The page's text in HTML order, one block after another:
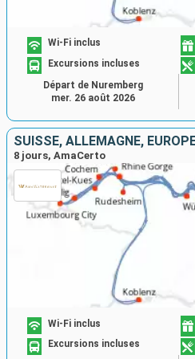
Wi-Fi inclus
Excursions incluses
Départ de Nuremberg
mer. 26 août 2026
SUISSE, ALLEMAGNE,
8 jours, AmaCerto
Wi-Fi inclus
Excursions incluses